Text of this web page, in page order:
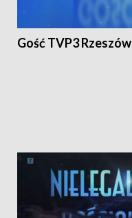
Gość TVP3 Rzeszów